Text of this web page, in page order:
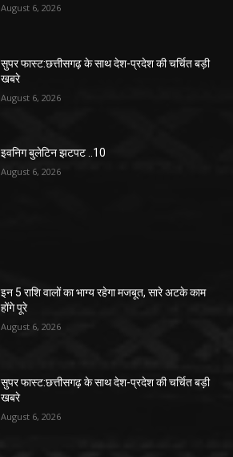
August 6, 2026
सुपर फास्ट:छत्तीसगढ़ के साथ देश-प्रदेश की चर्चित बड़ी
खबरे
August 6, 2026
इवनिग बुलेटिन झटपट ..10
August 6, 2026
इन 5 राशि वालों का भाग्य रहेगा मजबूत, सारे अटके काम
होंगे पूरे
August 6, 2026
सुपर फास्ट:छत्तीसगढ़ के साथ देश-प्रदेश की चर्चित बड़ी
खबरे
August 6, 2026